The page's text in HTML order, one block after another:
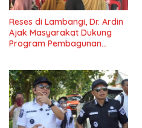
Reses di Lambangi, Dr. Ardin
Ajak Masyarakat Dukung
Program Pembagunan